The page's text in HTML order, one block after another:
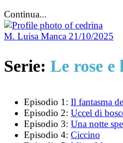
Continua...
M. Luisa Manca 21/10/2025
Serie: Le rose e
Episodio 1: Il fantasma
Episodio 2: Uccel di
Episodio 3: Una notte
Episodio 4: Ciccino